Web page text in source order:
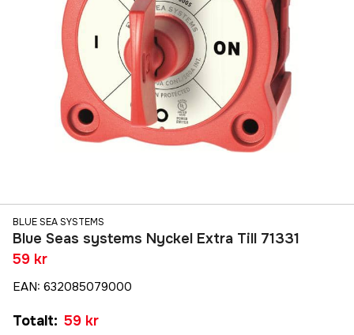
BLUE SEA SYSTEMS
Blue Seas systems Nyckel Extra Till 71331
59 kr
EAN: 632085079000
Totalt: 59 kr